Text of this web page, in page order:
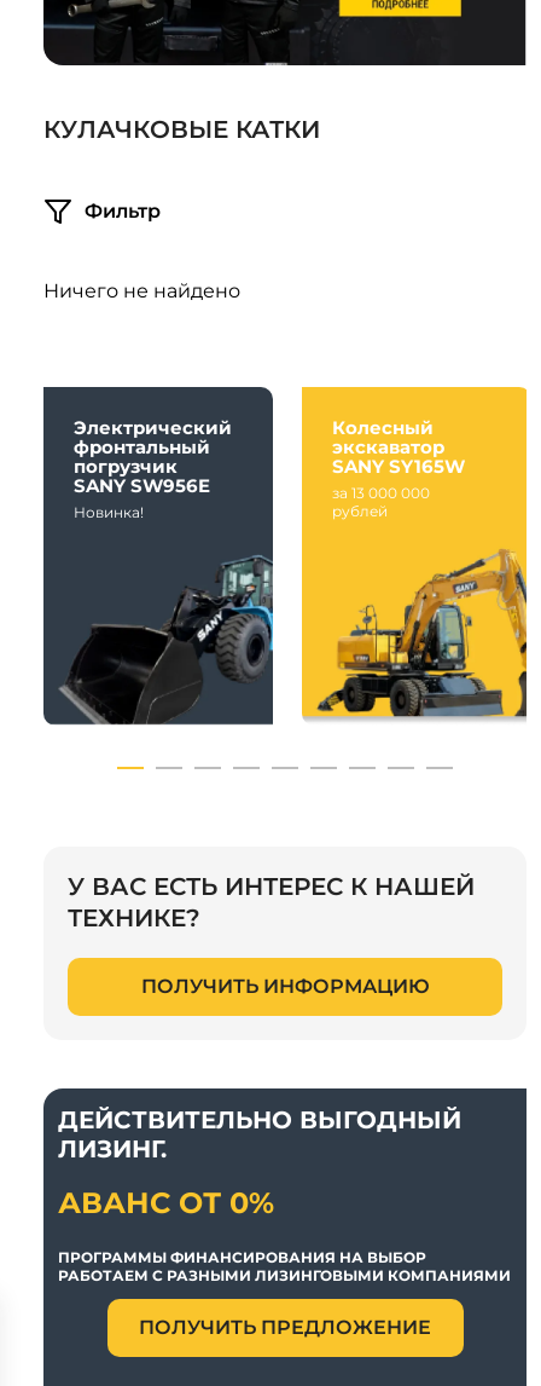
КУЛАЧКОВЫЕ КАТКИ
Фильтр
Ничего не найдено
Электрический
фронтальный
погрузчик
SANY SW956E
Новинка!
Колесный
экскаватор
SANY SY165W
за 13 000 000
рублей
У ВАС ЕСТЬ ИНТЕРЕС К НАШЕЙ
ТЕХНИКЕ?
ПОЛУЧИТЬ ИНФОРМАЦИЮ
ДЕЙСТВИТЕЛЬНО ВЫГОДНЫЙ
ЛИЗИНГ.
АВАНС ОТ 0%
ПРОГРАММЫ ФИНАНСИРОВАНИЯ НА ВЫБОР
РАБОТАЕМ С РАЗНЫМИ ЛИЗИНГОВЫМИ КОМПАНИЯМИ
ПОЛУЧИТЬ ПРЕДЛОЖЕНИЕ
Системы 3D нивелирования
Мини-погрузчики
Грейферные захваты
Посевная техника